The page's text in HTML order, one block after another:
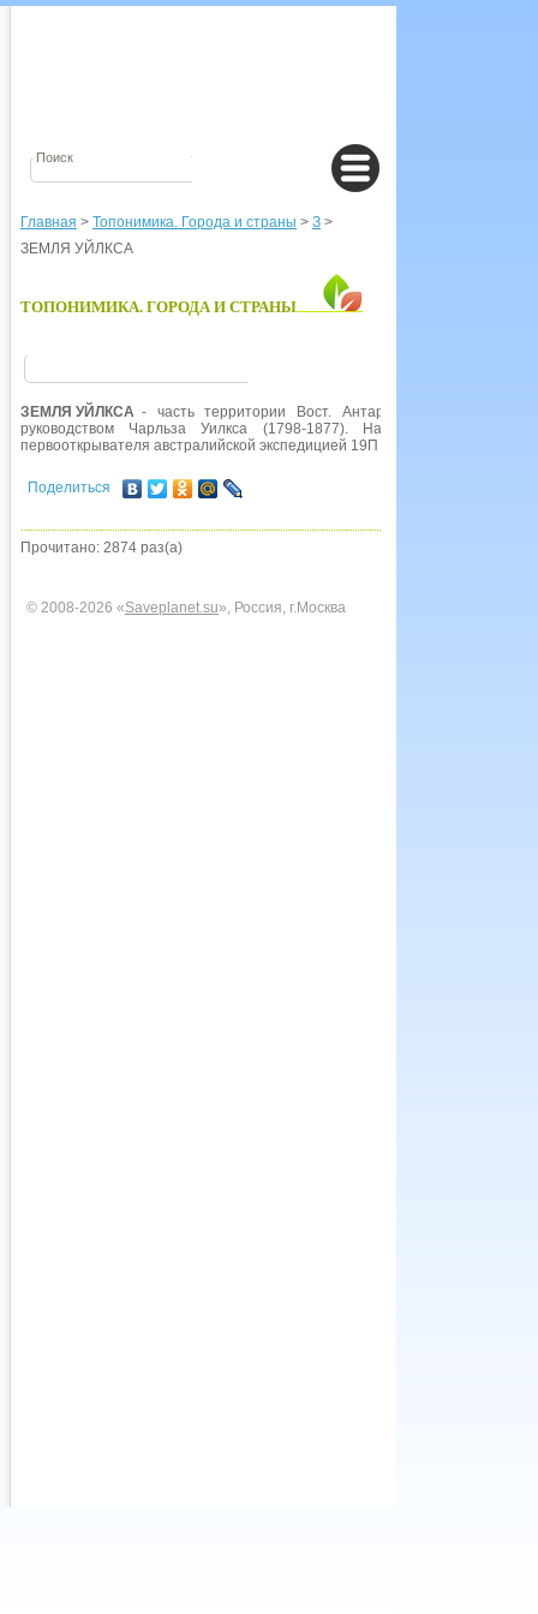
Главная > Топонимика. Города и страны > З >
ЗЕМЛЯ УЙЛКСА
ТОПОНИМИКА. ГОРОДА И СТРАНЫ
ЗЕМЛЯ УЙЛКСА - часть территории Вост. Антарктиды. Открыта в
руководством Чарльза Уилкса (1798-1877). Название Земля
первооткрывателя австралийской экспедицией 19П - 1914 гг. Русск.
Поделиться
Прочитано: 2874 раз(а)
© 2008-2026 «Saveplanet.su», Россия, г.Москва